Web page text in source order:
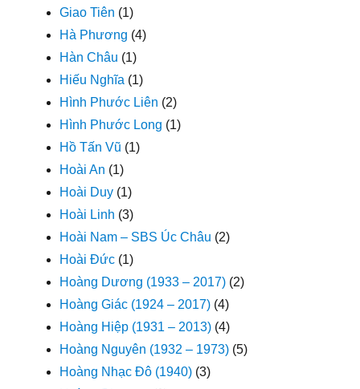
Giao Tiên (1)
Hà Phương (4)
Hàn Châu (1)
Hiếu Nghĩa (1)
Hình Phước Liên (2)
Hình Phước Long (1)
Hồ Tấn Vũ (1)
Hoài An (1)
Hoài Duy (1)
Hoài Linh (3)
Hoài Nam – SBS Úc Châu (2)
Hoài Đức (1)
Hoàng Dương (1933 – 2017) (2)
Hoàng Giác (1924 – 2017) (4)
Hoàng Hiệp (1931 – 2013) (4)
Hoàng Nguyên (1932 – 1973) (5)
Hoàng Nhạc Đô (1940) (3)